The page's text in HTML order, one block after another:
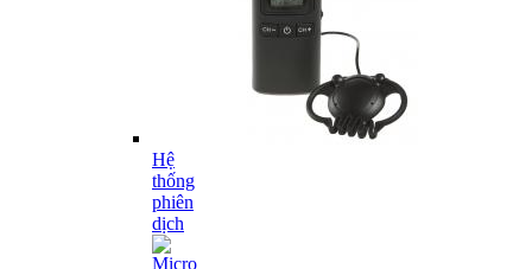
Hệ
thống
phiên
dịch